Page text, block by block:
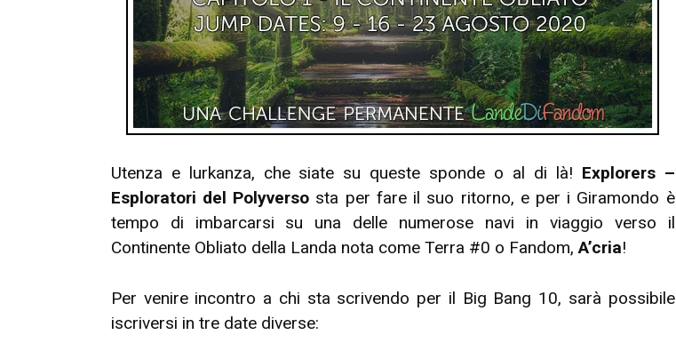
Utenza e lurkanza, che siate su queste sponde o al di là! Explorers –
Esploratori del Polyverso sta per fare il suo ritorno, e per i Giramondo è
tempo di imbarcarsi su una delle numerose navi in viaggio verso il
Continente Obliato della Landa nota come Terra #0 o Fandom,A’cria!
Per venire incontro a chi sta scrivendo per il Big Bang 10, sarà possibile
iscriversi in tre date diverse: